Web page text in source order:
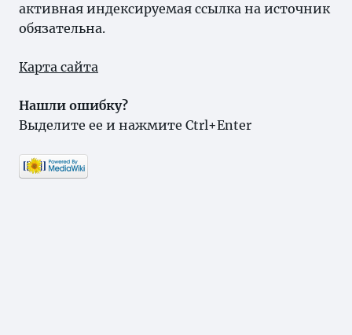
активная индексируемая ссылка на источник
обязательна.
Карта сайта
Нашли ошибку?
Выделите ее и нажмите Ctrl+Enter